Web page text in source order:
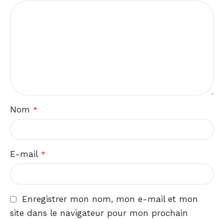
Nom *
E-mail *
Enregistrer mon nom, mon e-mail et mon
site dans le navigateur pour mon prochain